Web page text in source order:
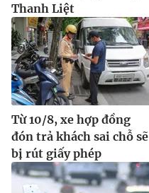
Thanh Liệt
Từ 10/8, xe hợp đồng
đón trả khách sai chỗ sẽ
bị rút giấy phép